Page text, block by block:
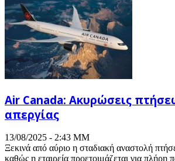
Air Canada: Ακυρώσεις
απεργίας
13/08/2025 - 2:43 ΜΜ
Ξεκινά από αύριο η σταδιακή αναστολή
καθώς η εταιρεία προετοιμάζεται για πλήρη